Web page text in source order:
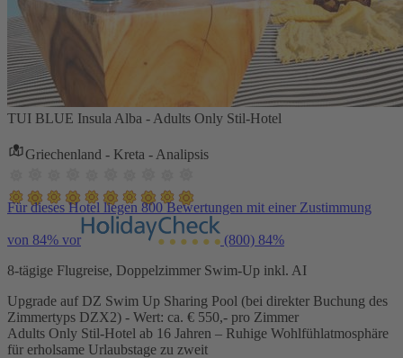
TUI BLUE Insula Alba - Adults Only Stil-Hotel
Griechenland - Kreta - Analipsis
Für dieses Hotel liegen 800 Bewertungen mit einer Zustimmung
von 84% vor (800) 84%
8-tägige Flugreise, Doppelzimmer Swim-Up inkl. AI
Upgrade auf DZ Swim Up Sharing Pool (bei direkter Buchung des
Zimmertyps DZX2) - Wert: ca. € 550,- pro Zimmer
Adults Only Stil-Hotel ab 16 Jahren – Ruhige Wohlfühlatmosphäre
für erholsame Urlaubstage zu zweit